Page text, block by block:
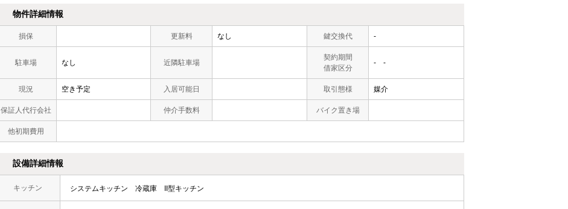
物件詳細情報
損保 更新料 なし 鍵交換代 -
駐車場 なし 近隣駐車場
契約期間
借家区分
- -
現況 空き予定 入居可能日 取引態様 媒介
保証人代行会社 仲介手数料 バイク置き場
他初期費用
設備詳細情報
キッチン システムキッチン 冷蔵庫 II型キッチン